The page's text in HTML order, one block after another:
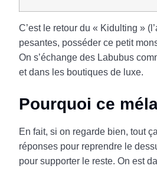
C’est le retour du « Kidulting »
pesantes, posséder ce petit
On s’échange des Labubus
et dans les boutiques de luxe.
Pourquoi ce
En fait, si on regarde bien, tout
réponses pour reprendre le
pour supporter le reste. On est